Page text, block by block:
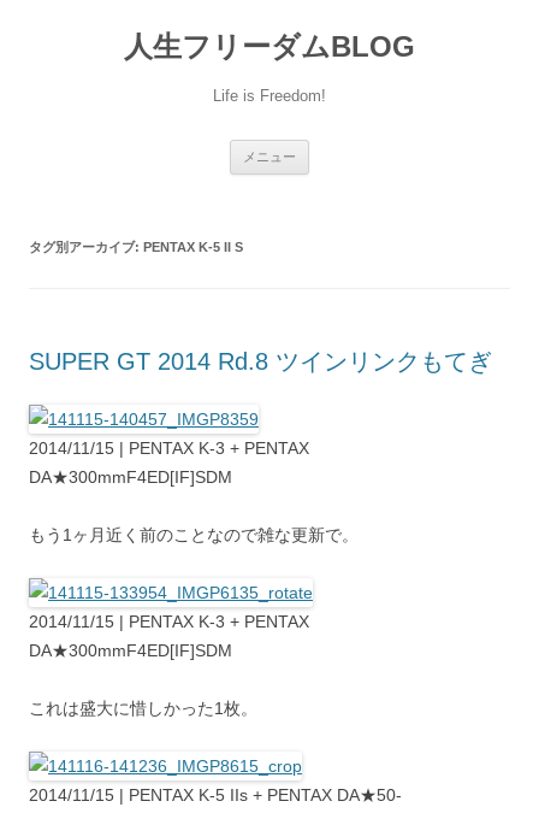
人生フリーダムBLOG
Life is Freedom!
メニュー
タグ別アーカイブ: PENTAX K-5 II S
SUPER GT 2014 Rd.8 ツインリンクもてぎ
2014/11/15 | PENTAX K-3 + PENTAX
DA★300mmF4ED[IF]SDM
もう1ヶ月近く前のことなので雑な更新で。
2014/11/15 | PENTAX K-3 + PENTAX
DA★300mmF4ED[IF]SDM
これは盛大に惜しかった1枚。
2014/11/15 | PENTAX K-5 IIs + PENTAX DA★50-